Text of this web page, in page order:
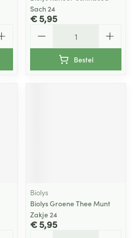
Sach 24
€ 5,95
Bestel
Biolys
Biolys Groene Thee Munt
Zakje 24
€ 5,95